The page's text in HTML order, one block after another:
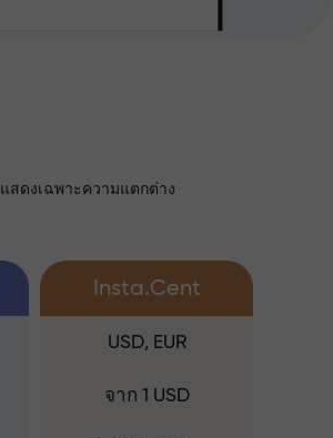
แสดงเฉพาะความแตกต่าง
Insta.Cent
USD, EUR
จาก 1 USD